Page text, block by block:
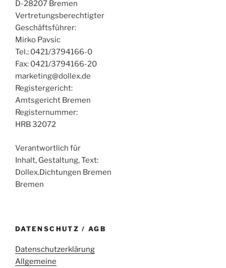
D-28207 Bremen
Vertretungsberechtigter
Geschäftsführer:
Mirko Pavsic
Tel.: 0421/3794166-0
Fax: 0421/3794166-20
marketing@dollex.de
Registergericht:
Amtsgericht Bremen
Registernummer:
HRB 32072
Verantwortlich für
Inhalt, Gestaltung, Text:
Dollex.Dichtungen Bremen
Bremen
DATENSCHUTZ / AGB
Datenschutzerklärung
Allgemeine